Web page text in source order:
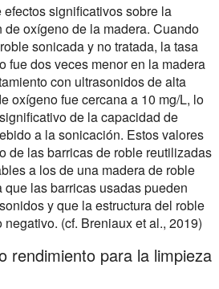
significativos sobre la
oxígeno de la madera. Cuando
sonicada y no tratada, la tasa
fue dos veces menor en la madera
con ultrasonidos de alta
oxígeno fue cercana a 10 mg/L, lo
de la capacidad de
a la sonicación. Estos valores
de las barricas de roble reutilizadas
a los de una madera de roble
las barricas usadas pueden
y que la estructura del roble
(cf. Breniaux et al., 2019)
rendimiento para la limpieza